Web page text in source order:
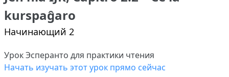
kurspaĝaro
Начинающий 2
Урок Эсперанто для практики чтения
Начать изучать этот урок прямо сейчас